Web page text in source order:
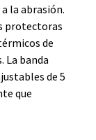
la abrasión.
protectoras
de
La banda
de 5
que